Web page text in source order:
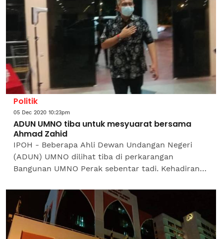
Politik
05 Dec 2020 10:23pm
ADUN UMNO tiba untuk mesyuarat bersama
Ahmad Zahid
IPOH - Beberapa Ahli Dewan Undangan Negeri
(ADUN) UMNO dilihat tiba di perkarangan
Bangunan UMNO Perak sebentar tadi. Kehadiran
Presiden UMNO, Datuk Seri Dr...